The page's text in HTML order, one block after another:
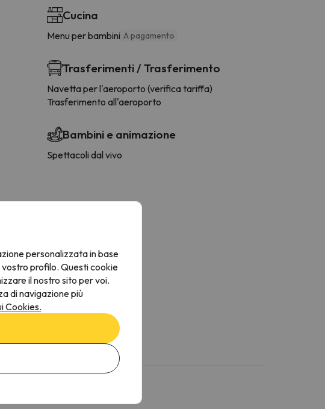
Cucina
Menu per bambini A pagamento
Trasferimenti / Trasferimento
Navetta per l'aeroporto (verifica tariffa)
Trasferimento all'aeroporto
Bambini e animazione
Spettacoli dal vivo
personalizzata in base
profilo. Questi cookie
il nostro sito per voi.
di navigazione più
Cookies.